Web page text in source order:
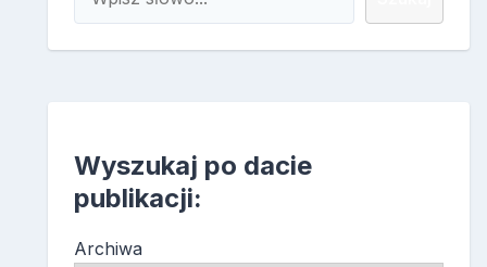
Wyszukaj po dacie
publikacji:
Archiwa